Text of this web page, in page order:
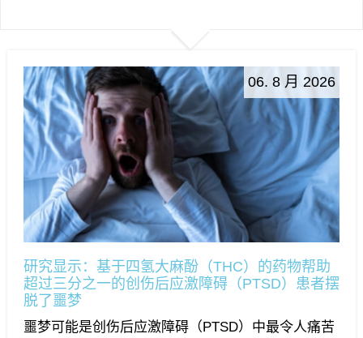
06. 8 月 2026
研究显示：基于四氢大麻酚（THC）的药物帮助
超过三分之一的创伤后应激障碍（PTSD）患者摆
脱了噩梦
噩梦可能是创伤后应激障碍（PTSD）中最令人痛苦